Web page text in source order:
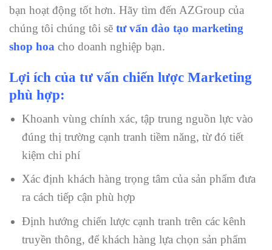
bạn hoạt động tốt hơn. Hãy tìm đến AZGroup của
chúng tôi chúng tôi sẽ tư vấn đào tạo marketing
shop hoa cho doanh nghiệp bạn.
Lợi ích của tư vấn chiến lược Marketing
phù hợp:
Khoanh vùng chính xác, tập trung nguồn lực vào
đúng thị trường cạnh tranh tiềm năng, từ đó tiết
kiệm chi phí
Xác định khách hàng trọng tâm của sản phẩm đưa
ra cách tiếp cận phù hợp
Định hướng chiến lược cạnh tranh trên các kênh
truyền thông, để khách hàng lựa chọn sản phẩm